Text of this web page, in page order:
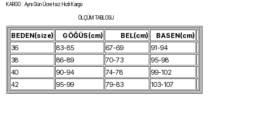
KARGO : Aynı Gün Ücretsiz Hızlı Kargo
ÖLÇÜM TABLOSU
BEDEN(size) GÖĞÜS(cm) BEL(cm)
BASEN(cm)
36
83-85 67-69
91-94
38
86-89 70-73
95-98
40
90-94 74-78
99-102
42
95-99 79-83 103-107